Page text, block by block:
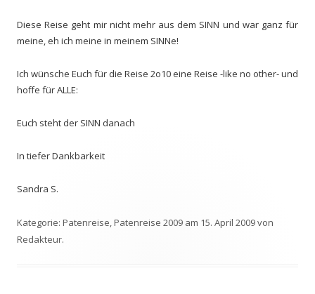
Diese Reise geht mir nicht mehr aus dem SINN und war ganz für
meine, eh ich meine in meinem SINNe!
Ich wünsche Euch für die Reise 2o10 eine Reise -like no other- und
hoffe für ALLE:
Euch steht der SINN danach
In tiefer Dankbarkeit
Sandra S.
Kategorie: Patenreise,Patenreise 2009 am 15. April 2009von
Redakteur.